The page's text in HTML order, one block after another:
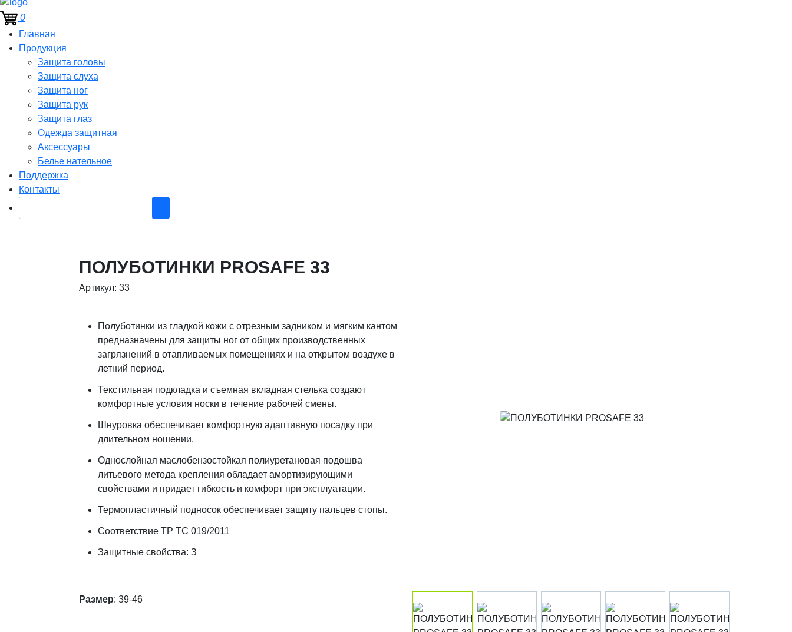
0
Главная
Продукция
Защита головы
Защита слуха
Защита ног
Защита рук
Защита глаз
Одежда защитная
Аксессуары
Белье нательное
Поддержка
Контакты
ПОЛУБОТИНКИ PROSAFE 33
Артикул: 33
Полуботинки из гладкой кожи c отрезным задником и мягким кантом
предназначены для защиты ног от общих производственных
загрязнений в отапливаемых помещениях и на открытом воздухе в
летний период.
Текстильная подкладка и съемная вкладная стелька создают
комфортные условия носки в течение рабочей смены.
Шнуровка обеспечивает комфортную адаптивную посадку при
длительном ношении.
Однослойная маслобензостойкая полиуретановая подошва
литьевого метода крепления обладает амортизирующими
свойствами и придает гибкость и комфорт при эксплуатации.
Термопластичный подносок обеспечивает защиту пальцев стопы.
Соответствие ТР ТС 019/2011
Защитные свойства: З
Размер: 39-46